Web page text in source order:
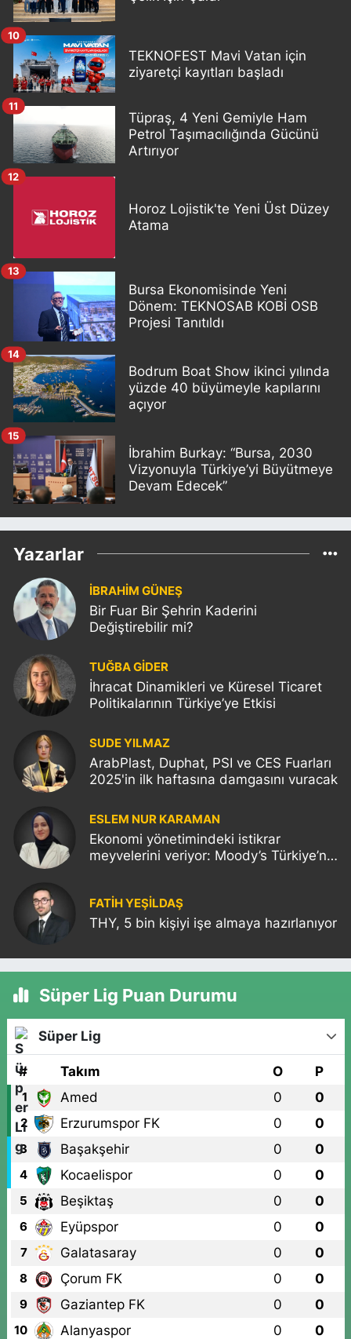
TEKNOFEST Mavi Vatan için
ziyaretçi kayıtları başladı
10
Tüpraş, 4 Yeni Gemiyle Ham
Petrol Taşımacılığında Gücünü
Artırıyor
11
Horoz Lojistik'te Yeni Üst Düzey
Atama
12
Bursa Ekonomisinde Yeni
Dönem: TEKNOSAB KOBİ OSB
Projesi Tanıtıldı
13
Bodrum Boat Show ikinci yılında
yüzde 40 büyümeyle kapılarını
açıyor
14
İbrahim Burkay: “Bursa, 2030
Vizyonuyla Türkiye’yi Büyütmeye
Devam Edecek”
15
Yazarlar
İBRAHİM GÜNEŞ
Bir Fuar Bir Şehrin Kaderini
Değiştirebilir mi?
TUĞBA GİDER
İhracat Dinamikleri ve Küresel Ticaret
Politikalarının Türkiye’ye Etkisi
SUDE YILMAZ
ArabPlast, Duphat, PSI ve CES Fuarları
2025'in ilk haftasına damgasını vuracak
ESLEM NUR KARAMAN
Ekonomi yönetimindeki istikrar
meyvelerini veriyor: Moody’s Türkiye’nin
FATIH YEŞİLDAŞ
THY, 5 bin kişiyi işe almaya hazırlanıyor
Süper Lig Puan Durumu
Süper Lig
# Takım O P
1 Amed 0 0
2 Erzurumspor FK 0 0
3 Başakşehir 0 0
4 Kocaelispor 0 0
5 Beşiktaş 0 0
6 Eyüpspor 0 0
7 Galatasaray 0 0
8 Çorum FK 0 0
9 Gaziantep FK 0 0
10 Alanyaspor 0 0